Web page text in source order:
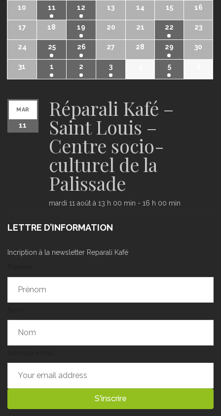
10 11 12 13 14 15 16
17 18 19 20 21 22 23
24 25 26 27 28 29 30
31 1 2 3 5
MAR
11
Réparali Kafé –
Saint Louis –
Centre socio-
culturel de la
Palissade
mardi 11 août à 13 h 00 min - 16 h 00 min
LETTRE D’INFORMATION
Incription à la newsletter Reparali Kafé